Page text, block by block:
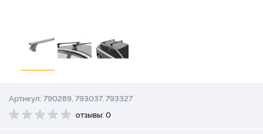
Артикул: 790289, 793037, 793327
отзывы: 0